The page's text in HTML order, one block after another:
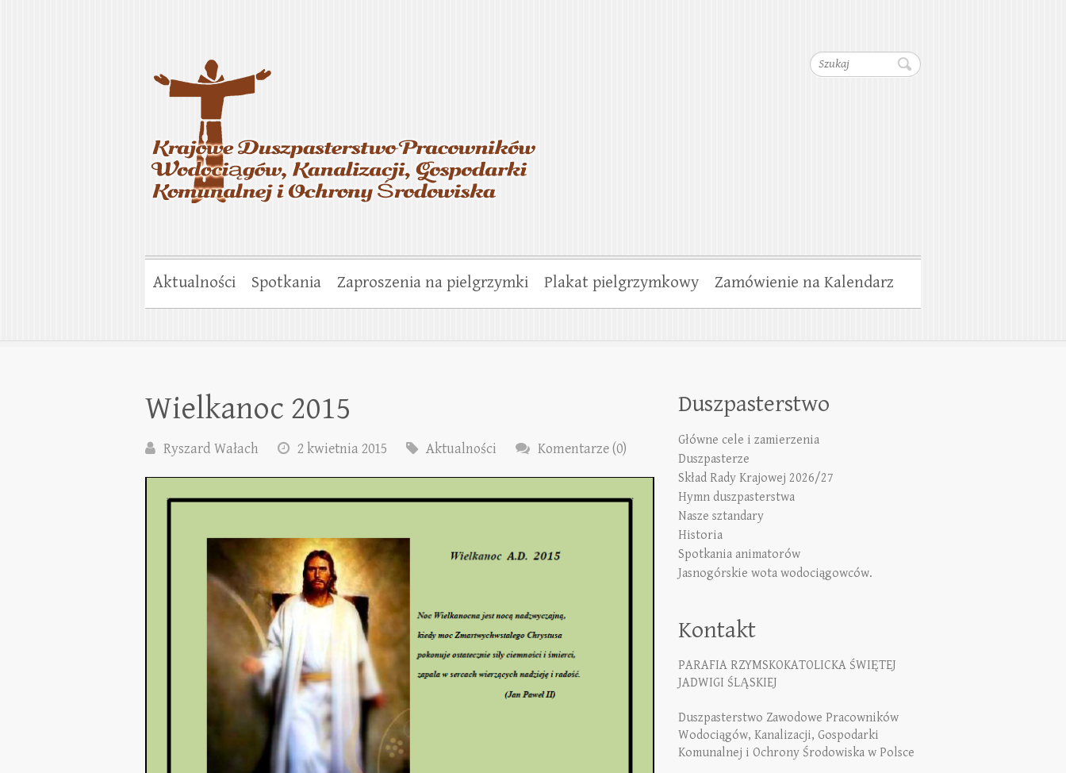
Szukaj
Krajowe Duszpasterstwo Pracowników Wodociągów, Kanalizacji,
Gospodarki Komunalnej i Ochrony Środowiska
Aktualności Spotkania Zaproszenia na pielgrzymki Plakat pielgrzymkowy Zamówienie na Kalendarz
Wielkanoc 2015
Ryszard Wałach 2 kwietnia 2015 Aktualności Komentarze (0)
Duszpasterstwo
Główne cele i zamierzenia
Duszpasterze
Skład Rady Krajowej 2026/27
Hymn duszpasterstwa
Nasze sztandary
Historia
Spotkania animatorów
Jasnogórskie wota wodociągowców.
Kontakt
PARAFIA RZYMSKOKATOLICKA ŚWIĘTEJ
JADWIGI ŚLĄSKIEJ
Duszpasterstwo Zawodowe Pracowników
Wodociągów, Kanalizacji, Gospodarki
Komunalnej i Ochrony Środowiska w Polsce